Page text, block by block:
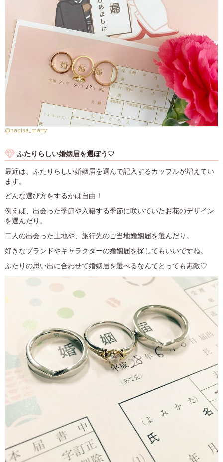
@nagisa_marry
ふたりらしい婚姻届を選ぼう♡
最近は、ふたりらしい婚姻届を選んで記入するカップルが増えてい
ます。
どんな選び方をするかは自由！
例えば、出会った季節や入籍する季節に咲いていたお花のデザイン
を選んだり。
二人の出会った土地や、旅行先のご当地婚姻届を選んだり。
好きなブランドやキャラクターの婚姻届を探してもいいですね。
ふたりの思い出に合わせて婚姻届を選べるなんてとっても素敵♡